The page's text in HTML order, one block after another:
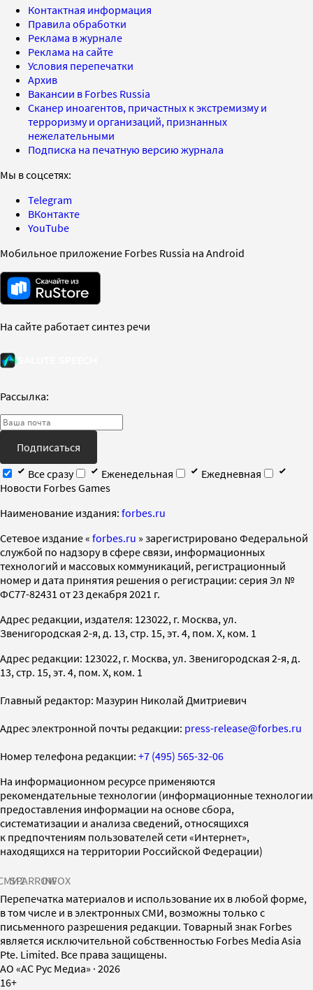
Контактная информация
Правила обработки
Реклама в журнале
Реклама на сайте
Условия перепечатки
Архив
Вакансии в Forbes Russia
Сканер иноагентов, причастных к экстремизму и
терроризму и организаций, признанных
нежелательными
Подписка на печатную версию журнала
Мы в соцсетях:
Telegram
ВКонтакте
YouTube
Мобильное приложение Forbes Russia на Android
На сайте работает синтез речи
Рассылка:
Подписаться
Все сразу
Еженедельная
Ежедневная
Новости Forbes Games
Наименование издания: forbes.ru
Cетевое издание « forbes.ru » зарегистрировано Федеральной
службой по надзору в сфере связи, информационных
технологий и массовых коммуникаций, регистрационный
номер и дата принятия решения о регистрации: серия Эл №
ФС77-82431 от 23 декабря 2021 г.
Адрес редакции, издателя: 123022, г. Москва, ул.
Звенигородская 2-я, д. 13, стр. 15, эт. 4, пом. X, ком. 1
Адрес редакции: 123022, г. Москва, ул. Звенигородская 2-я, д.
13, стр. 15, эт. 4, пом. X, ком. 1
Главный редактор: Мазурин Николай Дмитриевич
Адрес электронной почты редакции: press-release@forbes.ru
Номер телефона редакции: +7 (495) 565-32-06
На информационном ресурсе применяются
рекомендательные технологии (информационные технологии
предоставления информации на основе сбора,
систематизации и анализа сведений, относящихся
к предпочтениям пользователей сети «Интернет»,
находящихся на территории Российской Федерации)
SPARROWINFOX
Перепечатка материалов и использование их в любой форме,
в том числе и в электронных СМИ, возможны только с
письменного разрешения редакции. Товарный знак Forbes
является исключительной собственностью Forbes Media Asia
Pte. Limited. Все права защищены.
AO «АС Рус Медиа» · 2026
16+